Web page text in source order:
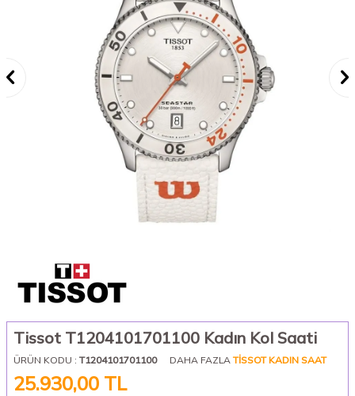
Tissot T1204101701100 Kadın Kol Saati
ÜRÜN KODU : T1204101701100 DAHA FAZLA TISSOT KADIN SAAT
25.930,00 TL